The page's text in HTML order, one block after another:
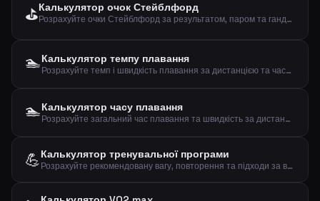
⛳Калькулятор очок Стейблфорд
Розрахуйте очки Стейблфорд за результатом, паром та гандикапом
🏊Калькулятор темпу плавання
Розрахуйте темп і швидкість плавання за дистанцією та часом
🏊Калькулятор часу плавання
Розрахуйте загальний час плавання та швидкість за дистанцією та темпом на 100м
💪Калькулятор тренувальної програми
Розрахуйте рекомендовану вагу, повторення та підходи за вашим 1RM та метою тренування